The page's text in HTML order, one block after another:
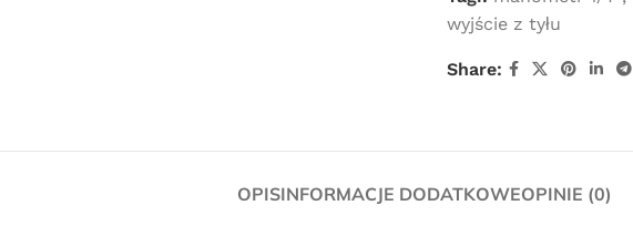
wyjście z tyłu
Share:
OPISINFORMACJE DODATKOWEOPINIE (0)